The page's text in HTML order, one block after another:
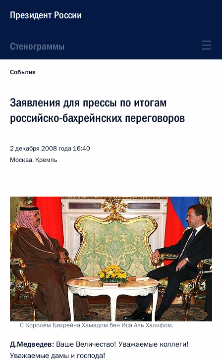
Президент России
Стенограммы
События
Заявления для прессы по итогам
российско-бахрейнских переговоров
2 декабря 2008 года 16:40
Москва, Кремль
С Королём Бахрейна Хамадом бен Иса Аль Халифом.
Д.Медведев: Ваше Величество! Уважаемые коллеги!
Уважаемые дамы и господа!